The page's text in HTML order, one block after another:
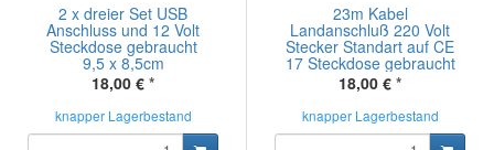
2 x dreier Set USB
Anschluss und 12 Volt
Steckdose gebraucht
9,5 x 8,5cm
18,00 € *
knapper Lagerbestand
23m Kabel
Landanschluß 220 Volt
Stecker Standart auf CE
17 Steckdose gebraucht
18,00 € *
knapper Lagerbestand